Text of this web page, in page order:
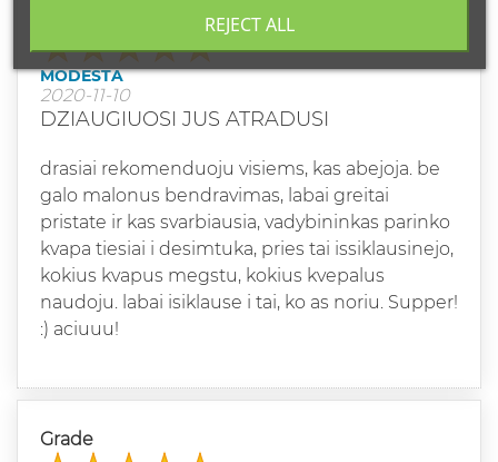
MODESTA
2020-11-10
DZIAUGIUOSI JUS ATRADUSI
drasiai rekomenduoju visiems, kas abejoja. be
galo malonus bendravimas, labai greitai
pristate ir kas svarbiausia, vadybininkas parinko
kvapa tiesiai i desimtuka, pries tai issiklausinejo,
kokius kvapus megstu, kokius kvepalus
naudoju. labai isiklause i tai, ko as noriu. Supper!
:) aciuuu!
Grade
REJECT ALL